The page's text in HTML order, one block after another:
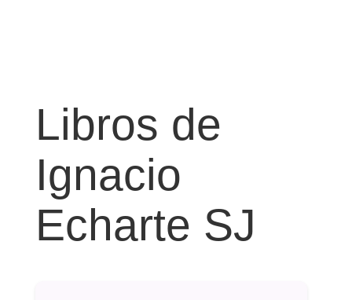
Libros de
Ignacio
Echarte SJ